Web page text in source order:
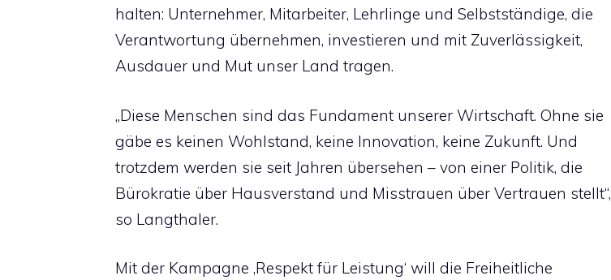
halten: Unternehmer, Mitarbeiter, Lehrlinge und Selbstständige, die
Verantwortung übernehmen, investieren und mit Zuverlässigkeit,
Ausdauer und Mut unser Land tragen.
„Diese Menschen sind das Fundament unserer Wirtschaft. Ohne sie
gäbe es keinen Wohlstand, keine Innovation, keine Zukunft. Und
trotzdem werden sie seit Jahren übersehen – von einer Politik, die
Bürokratie über Hausverstand und Misstrauen über Vertrauen stellt“,
so Langthaler.
Mit der Kampagne ‚Respekt für Leistung‘ will die Freiheitliche